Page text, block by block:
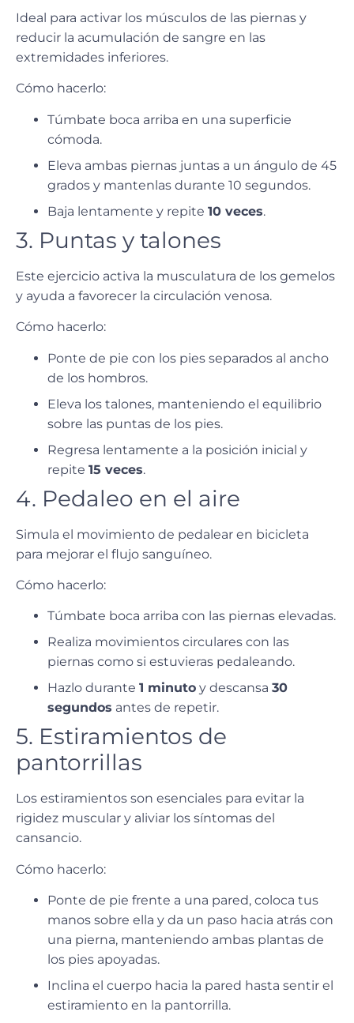
Ideal para activar los músculos de las piernas y
reducir la acumulación de sangre en las
extremidades inferiores.
Cómo hacerlo:
Túmbate boca arriba en una superficie
cómoda.
Eleva ambas piernas juntas a un ángulo de 45
grados y mantenlas durante 10 segundos.
Baja lentamente y repite 10 veces.
3. Puntas y talones
Este ejercicio activa la musculatura de los gemelos
y ayuda a favorecer la circulación venosa.
Cómo hacerlo:
Ponte de pie con los pies separados al ancho
de los hombros.
Eleva los talones, manteniendo el equilibrio
sobre las puntas de los pies.
Regresa lentamente a la posición inicial y
repite 15 veces.
4. Pedaleo en el aire
Simula el movimiento de pedalear en bicicleta
para mejorar el flujo sanguíneo.
Cómo hacerlo:
Túmbate boca arriba con las piernas elevadas.
Realiza movimientos circulares con las
piernas como si estuvieras pedaleando.
Hazlo durante 1 minuto y descansa 30
segundos antes de repetir.
5. Estiramientos de
pantorrillas
Los estiramientos son esenciales para evitar la
rigidez muscular y aliviar los síntomas del
cansancio.
Cómo hacerlo:
Ponte de pie frente a una pared, coloca tus
manos sobre ella y da un paso hacia atrás con
una pierna, manteniendo ambas plantas de
los pies apoyadas.
Inclina el cuerpo hacia la pared hasta sentir el
estiramiento en la pantorrilla.